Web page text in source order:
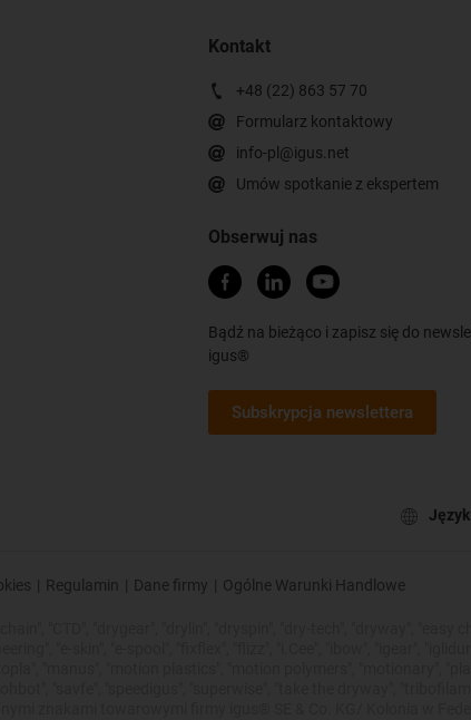
Kontakt
+48 (22) 863 57 70
Formularz kontaktowy
info-pl@igus.net
Umów spotkanie z ekspertem
Obserwuj nas
Bądź na bieżąco i zapisz się do
igus®
Subskrypcja newslettera
| Regulamin | Dane firmy | Ogólne Warunki Handlowe